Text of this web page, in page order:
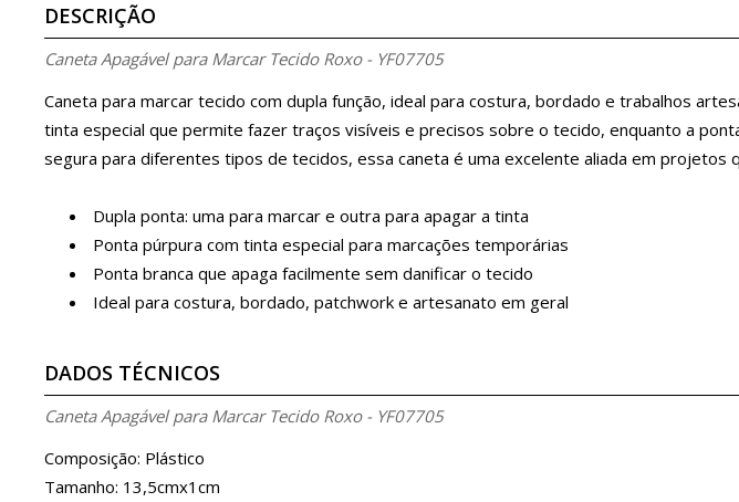
DESCRIÇÃO
Caneta Apagável para Marcar Tecido Roxo - YF07705
Caneta para marcar tecido com dupla função, ideal para costura, bordado e trabalhos
tinta especial que permite fazer traços visíveis e precisos sobre o tecido, enquanto a
segura para diferentes tipos de tecidos, essa caneta é uma excelente aliada em projetos
Dupla ponta: uma para marcar e outra para apagar a tinta
Ponta púrpura com tinta especial para marcações temporárias
Ponta branca que apaga facilmente sem danificar o tecido
Ideal para costura, bordado, patchwork e artesanato em geral
DADOS TÉCNICOS
Caneta Apagável para Marcar Tecido Roxo - YF07705
Composição: Plástico
Tamanho: 13,5cmx1cm